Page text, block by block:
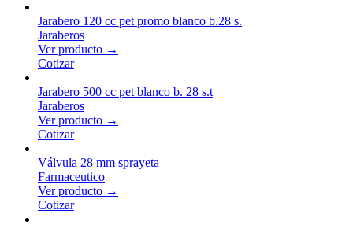
Jarabero 120 cc pet promo blanco b.28 s.
Jaraberos
Ver producto →
Cotizar
Jarabero 500 cc pet blanco b. 28 s.t
Jaraberos
Ver producto →
Cotizar
Válvula 28 mm sprayeta
Farmaceutico
Ver producto →
Cotizar